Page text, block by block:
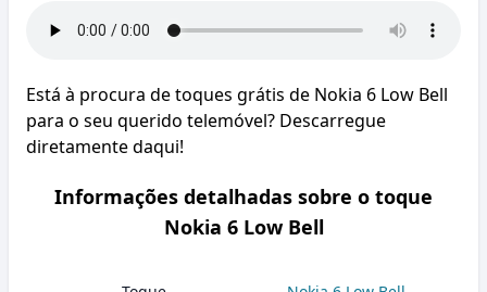
Está à procura de toques grátis de Nokia 6 Low Bell
para o seu querido telemóvel? Descarregue
diretamente daqui!
Informações detalhadas sobre o toque
Nokia 6 Low Bell